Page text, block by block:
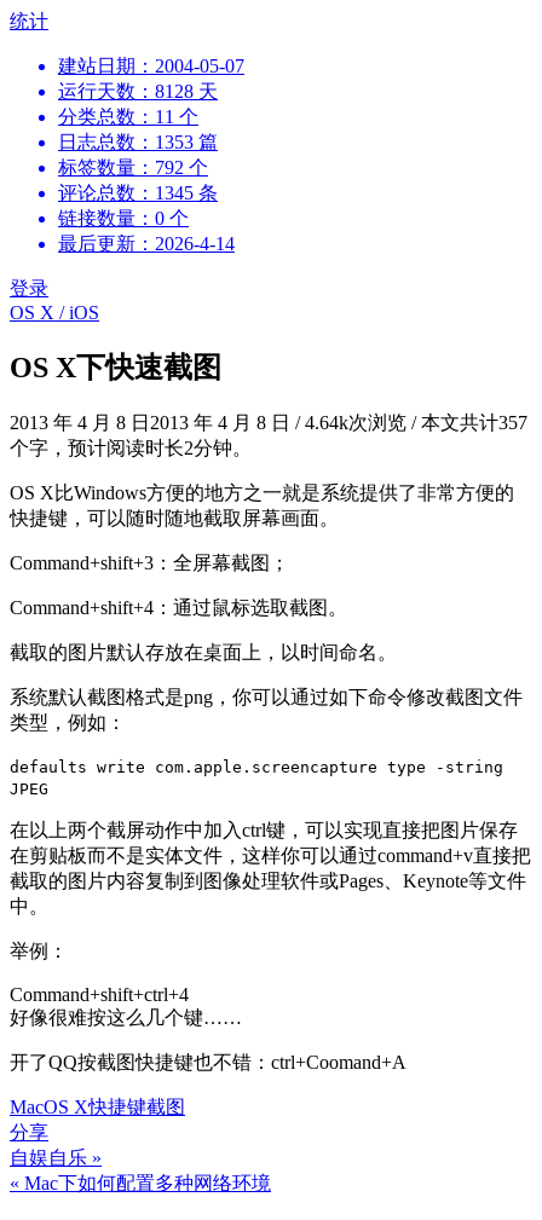
跳
统计
建站日期：2004-05-07
运行天数：8128 天
分类总数：11 个
日志总数：1353 篇
标签数量：792 个
评论总数：1345 条
链接数量：0 个
最后更新：2026-4-14
登录
OS X / iOS
OS X下快速截图
2013 年 4 月 8 日 2013 年 4 月 8 日 /4.64k次浏览 /本文共计357
个字，预计阅读时长2分钟。
OS X比Windows方便的地方之一就是系统提供了非常方便的
快捷键，可以随时随地截取屏幕画面。
Command+shift+3：全屏幕截图；
Command+shift+4：通过鼠标选取截图。
截取的图片默认存放在桌面上，以时间命名。
系统默认截图格式是png，你可以通过如下命令修改截图文件
类型，例如：
defaults write com.apple.screencapture type -string
JPEG
在以上两个截屏动作中加入ctrl键，可以实现直接把图片保存
在剪贴板而不是实体文件，这样你可以通过command+v直接把
截取的图片内容复制到图像处理软件或Pages、Keynote等文件
中。
举例：
Command+shift+ctrl+4
好像很难按这么几个键……
开了QQ按截图快捷键也不错：ctrl+Coomand+A
MacOS X快捷键截图
分享
文
章
自娱自乐 »
« Mac下如何配置多种网络环境